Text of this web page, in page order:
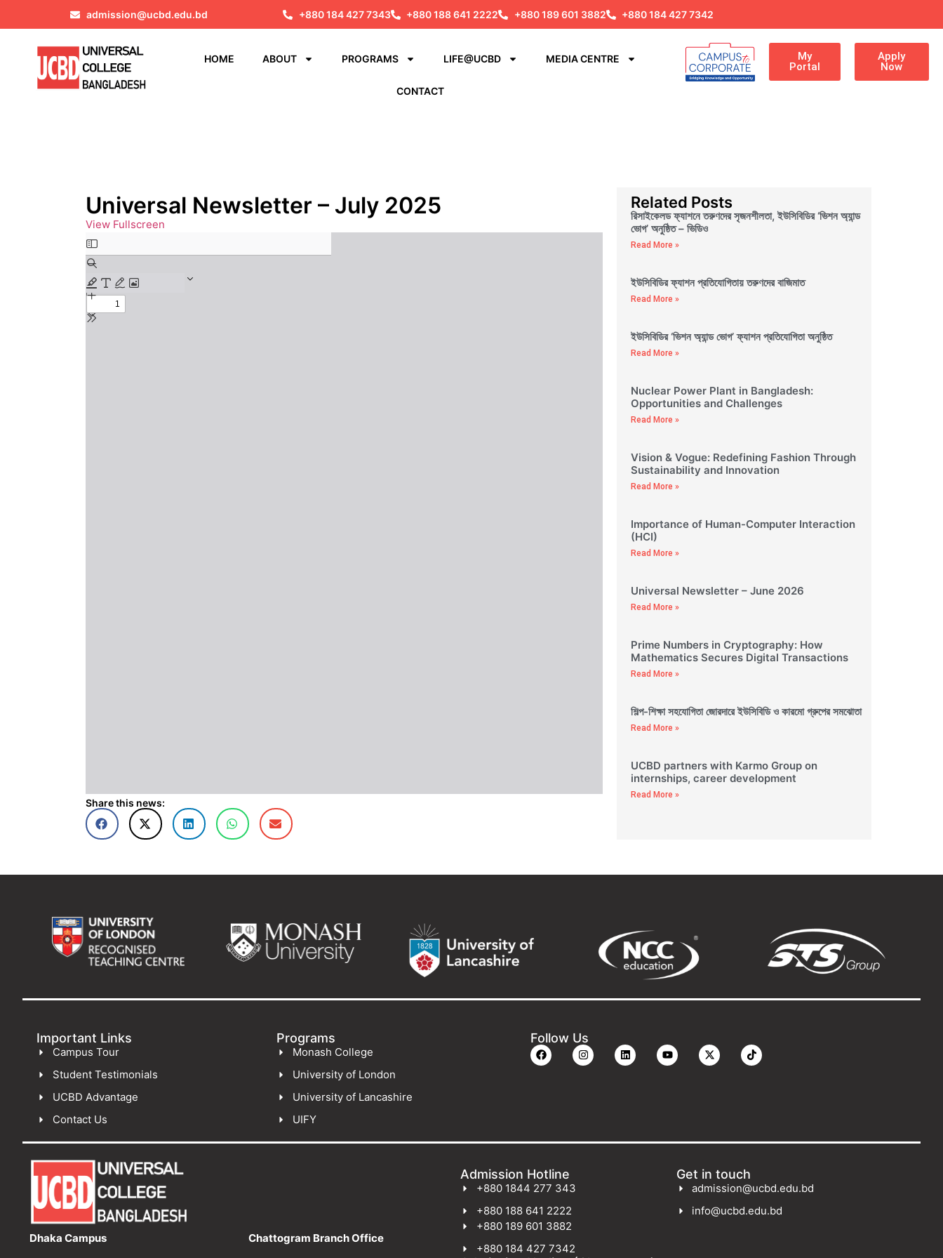
admission@ucbd.edu.bd +880 184 427 7343 +880 188 641 2222 +880 189 601 3882 +880 184 427 7342
HOME ABOUT PROGRAMS LIFE@UCBD MEDIA CENTRE
CONTACT
My
Portal
Apply
Now
Universal Newsletter – July 2025​
View Fullscreen
Share this news:
Related Posts
রিসাইকেলড ফ্যাশনে তরুণদের সৃজনশীলতা, ইউসিবিডির ‘ভিশন অ্যান্ড
ভোগ’ অনুষ্ঠিত – ভিডিও
Read More »
ইউসিবিডির ফ্যাশন প্রতিযোগিতায় তরুণদের বাজিমাত
Read More »
ইউসিবিডির ‘ভিশন অ্যান্ড ভোগ’ ফ্যাশন প্রতিযোগিতা অনুষ্ঠিত
Read More »
Nuclear Power Plant in Bangladesh:
Opportunities and Challenges
Read More »
Vision & Vogue: Redefining Fashion Through
Sustainability and Innovation
Read More »
Importance of Human-Computer Interaction
(HCI)
Read More »
Universal Newsletter – June 2026
Read More »
Prime Numbers in Cryptography: How
Mathematics Secures Digital Transactions
Read More »
শিল্প-শিক্ষা সহযোগিতা জোরদারে ইউসিবিডি ও কারমো গ্রুপের সমঝোতা
Read More »
UCBD partners with Karmo Group on
internships, career development
Read More »
Important Links
Campus Tour
Student Testimonials
UCBD Advantage
Contact Us
Programs
Monash College
University of London
University of Lancashire
UIFY
Follow Us
Dhaka Campus
Chattogram Branch Office
Admission Hotline
+880 1844 277 343
+880 188 641 2222
+880 189 601 3882
+880 184 427 7342
Get in touch
admission@ucbd.edu.bd
info@ucbd.edu.bd